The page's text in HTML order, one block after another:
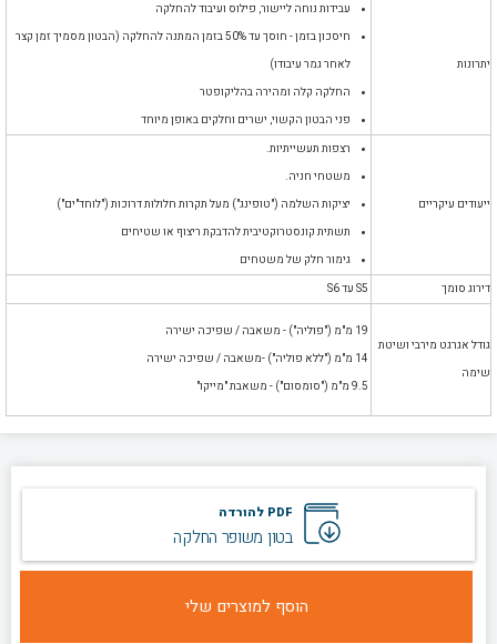
יתרונות
עבידות נוחה ליישור, פילוס ועיבוד להחלקה
חיסכון בזמן - חוסך עד 50% בזמן המתנה להחלקה (הבטון מסמיך זמן קצר
לאחר גמר עיבודו)
החלקה קלה ומהירה בהליקופטר
פני הבטון הקשוי, ישרים וחלקים באופן מיוחד
ייעודים עיקריים
רצפות תעשייתיות.
משטחי חניה.
יציקות השלמה ("טופינג") מעל תקרות חלולות דרוכות ("לוחד"ים")
תשתית קונסטרוקטיבית להדבקת ריצוף או שטיחים
גימור חלק של משטחים
דירוג סומך
גודל אגרגט מירבי ושיטת
שימה
PDF להורדה
בטון משופר החלקה